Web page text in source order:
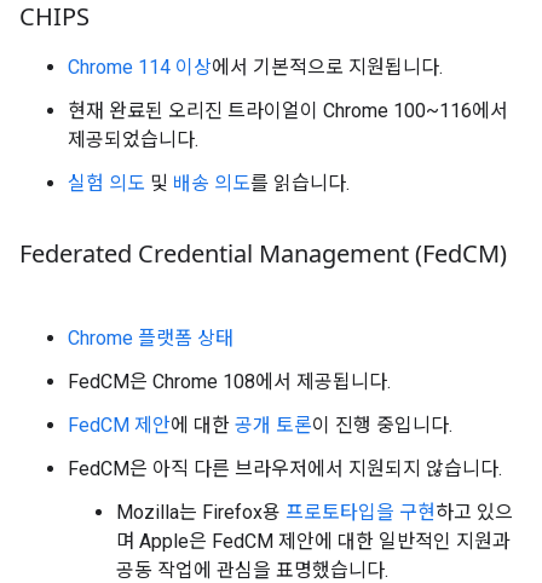
CHIPS
Chrome 114 이상에서 기본적으로 지원됩니다.
현재 완료된 오리진 트라이얼이 Chrome 100~116에서
제공되었습니다.
실험 의도 및 배송 의도를 읽습니다.
Federated Credential Management (FedCM)
Chrome 플랫폼 상태
FedCM은 Chrome 108에서 제공됩니다.
FedCM 제안에 대한 공개 토론이 진행 중입니다.
FedCM은 아직 다른 브라우저에서 지원되지 않습니다.
Mozilla는 Firefox용 프로토타입을 구현하고 있으
며 Apple은 FedCM 제안에 대한 일반적인 지원과
공동 작업에 관심을 표명했습니다.